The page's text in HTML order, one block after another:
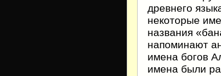
древнего
некоторые
названия
напоминают
имена богов
имена были